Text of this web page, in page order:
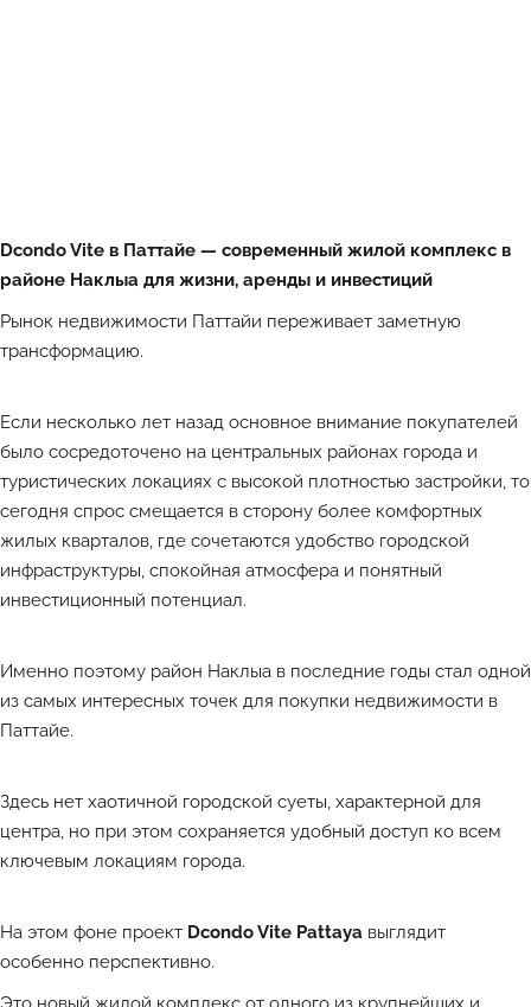
Dcondo Vite в Паттайе — современный жилой комплекс в
районе Наклыа для жизни, аренды и инвестиций
Рынок недвижимости Паттайи переживает заметную
трансформацию.
Если несколько лет назад основное внимание покупателей
было сосредоточено на центральных районах города и
туристических локациях с высокой плотностью застройки, то
сегодня спрос смещается в сторону более комфортных
жилых кварталов, где сочетаются удобство городской
инфраструктуры, спокойная атмосфера и понятный
инвестиционный потенциал.
Именно поэтому район Наклыа в последние годы стал одной
из самых интересных точек для покупки недвижимости в
Паттайе.
Здесь нет хаотичной городской суеты, характерной для
центра, но при этом сохраняется удобный доступ ко всем
ключевым локациям города.
На этом фоне проект Dcondo Vite Pattaya выглядит
особенно перспективно.